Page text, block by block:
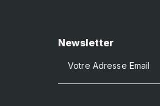
Newsletter
Votre Adresse Email